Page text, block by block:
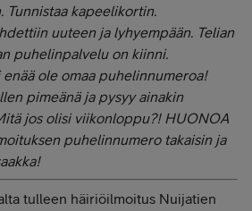
Tunnistaa kapeelikortin.
uuteen ja lyhyempään. Telian
puhelinpalvelu on kiinni.
ole omaa puhelinnumeroa!
pimeänä ja pysyy ainakin
jos olisi viikonloppu?! HUONOA
puhelinnumero takaisin ja
tulleen häiriöilmoitus Nuijatien